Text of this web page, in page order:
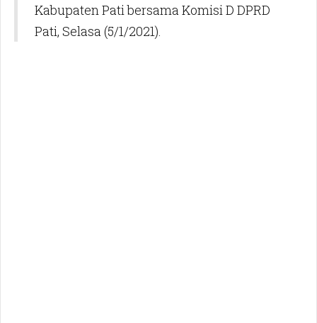
Kabupaten Pati bersama Komisi D DPRD
Pati, Selasa (5/1/2021).